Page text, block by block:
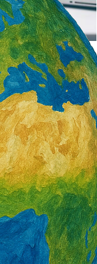
勞動部提醒出勤與工資